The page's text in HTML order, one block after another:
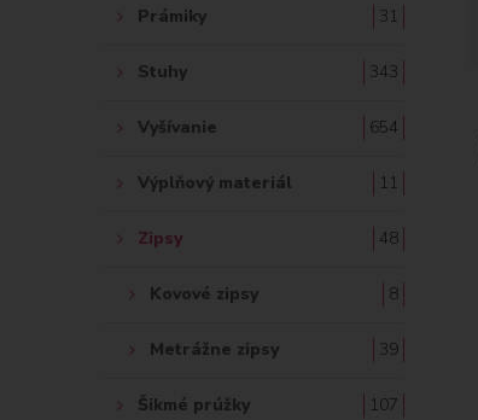
Prámiky 31
Stuhy 343
Vyšívanie 654
Výplňový materiál 11
Zipsy 48
Kovové zipsy 8
Metrážne zipsy 39
Šikmé prúžky 107